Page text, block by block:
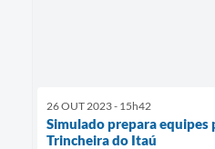
26 OUT 2023 - 15h42
Simulado prepara equipes
Trincheira do Itaú